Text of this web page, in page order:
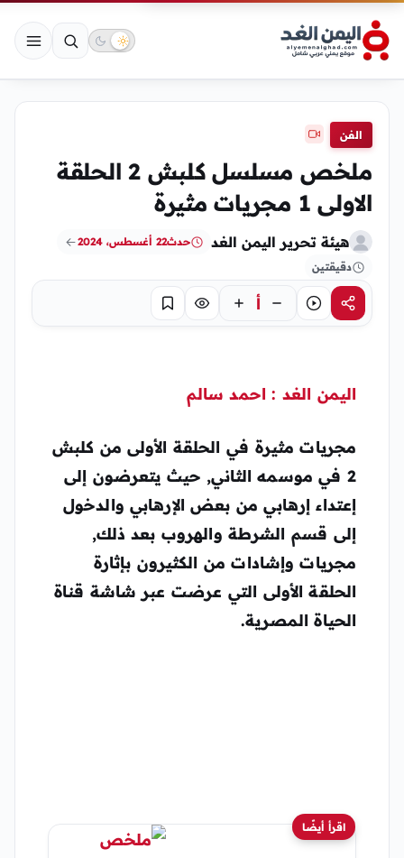
الفن
ملخص مسلسل كلبش 2 الحلقة
الاولى 1 مجريات مثيرة
هيئة تحرير اليمن الغد حدث22 أغسطس، 2024
دقيقتين
مشاركةاستماع أ تركيز حفظ
اليمن الغد : احمد سالم
مجريات مثيرة في الحلقة الأولى من كلبش
2 في موسمه الثاني, حيث يتعرضون إلى
إعتداء إرهابي من بعض الإرهابي والدخول
إلى قسم الشرطة والهروب بعد ذلك,
مجريات وإشادات من الكثيرون بإثارة
الحلقة الأولى التي عرضت عبر شاشة قناة
الحياة المصرية.
اقرأ أيضًا